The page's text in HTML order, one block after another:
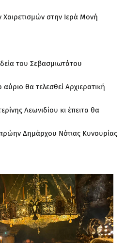
στην Ιερά Μονή
του Σεβασμιωτάτου
αύριο θα τελεσθεί Αρχιερατική
Λεωνιδίου κι έπειτα θα
Δημάρχου Νότιας Κυνουρίας